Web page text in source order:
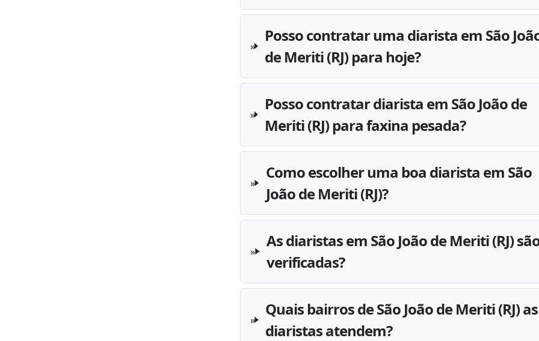
Posso contratar uma diarista em São
de Meriti (RJ) para hoje?
Posso contratar diarista em São João de
Meriti (RJ) para faxina pesada?
Como escolher uma boa diarista em São
João de Meriti (RJ)?
As diaristas em São João de Meriti (RJ)
verificadas?
Quais bairros de São João de Meriti (RJ) as
diaristas atendem?